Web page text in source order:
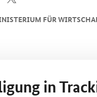
FÜR
in